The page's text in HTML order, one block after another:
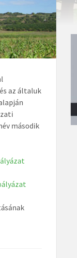
az általuk
második